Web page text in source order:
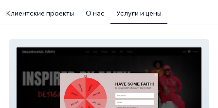
Клиентские проекты О нас Услуги и цены